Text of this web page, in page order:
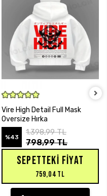
Vire High Detail Full Mask
Oversize Hırka
%43
1.398,99 TL
798,99 TL
SEPETTEKI FIYAT
759,04 TL